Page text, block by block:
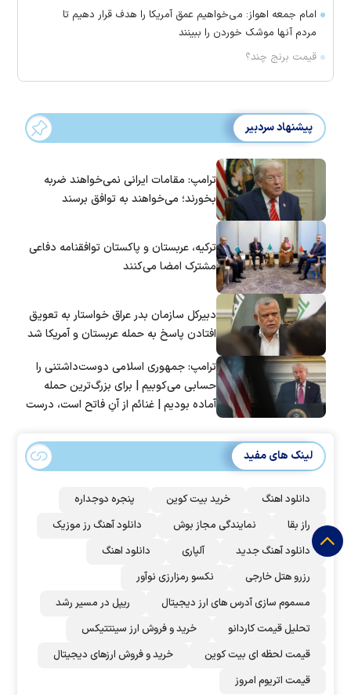
امام جمعه اهواز: می‌خواهیم عمق آمریکا را هدف قرار دهیم تا
مردم آنها موشک خوردن را ببینند
قیمت برنج چند؟
پیشنهاد سردبیر
ترامپ: مقامات ایرانی نمی‌خواهند ضربه
بخورند؛ می‌خواهند به توافق برسند
ترکیه، عربستان و پاکستان توافقنامه دفاعی
مشترک امضا می‌کنند
دبیرکل سازمان بدر عراق خواستار به تعویق
افتادن پاسخ به حمله عربستان و آمریکا شد
ترامپ: جمهوری اسلامی دوست‌داشتنی را
حسابی می‌کوبیم | برای بزرگ‌ترین حمله
آماده بودیم | غنائم از آنِ فاتح است، درست
لینک های مفید
دانلود اهنگ خرید بیت کوین
پنجره دوجداره
راز بقا
نمایندگی مجاز بوش
دانلود آهنگ رز‌ موزیک
دانلود آهنگ جدید
آلپاری
دانلود اهنگ
رزرو هتل خارجی
نکسو رمزارزی نوآور
مسموم سازی آدرس های ارز دیجیتال
ریپل در مسیر رشد
تحلیل قیمت کاردانو
خرید و فروش ارز سینتتیکس
قیمت لحظه ای بیت کوین
خرید و فروش ارزهای دیجیتال
قیمت اتریوم امروز